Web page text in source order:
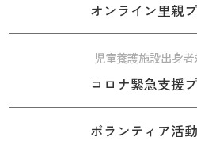
オンライン里親
児童養護施設出身
コロナ緊急支援
ボランティア活